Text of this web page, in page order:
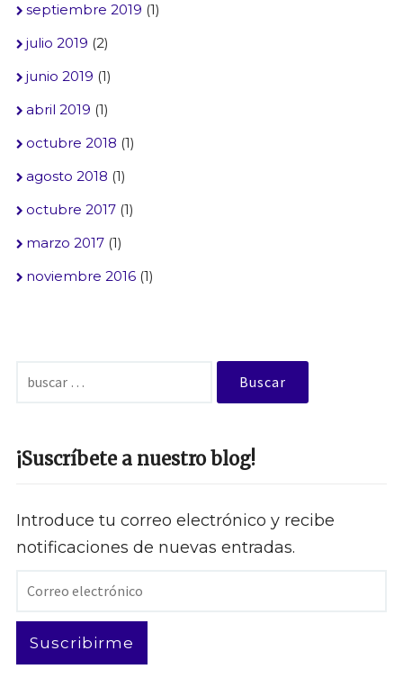
septiembre 2019 (1)
julio 2019 (2)
junio 2019 (1)
abril 2019 (1)
octubre 2018 (1)
agosto 2018 (1)
octubre 2017(1)
marzo 2017(1)
noviembre 2016(1)
¡Suscríbete a nuestro blog!
Introduce tu correo electrónico y recibe
notificaciones de nuevas entradas.
Correo
Suscribirme